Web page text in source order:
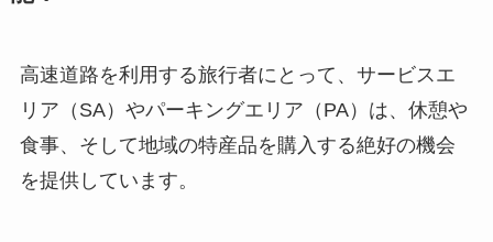
高速道路を利用する旅行者にとって、サービスエ
リア（SA）やパーキングエリア（PA）は、休憩や
食事、そして地域の特産品を購入する絶好の機会
を提供しています。